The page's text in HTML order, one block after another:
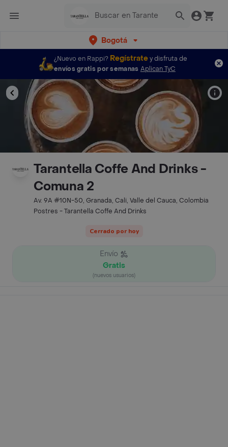
Bogotá
¿Nuevo en Rappi? Regístratey disfruta de
envíos gratis por semanas Aplican TyC
Tarantella Coffe And Drinks -
Comuna 2
Av. 9A #10N-50, Granada, Cali, Valle del Cauca, Colombia
Postres - Tarantella Coffe And Drinks
Cerrado por hoy
Envío
Gratis
(nuevos usuarios)